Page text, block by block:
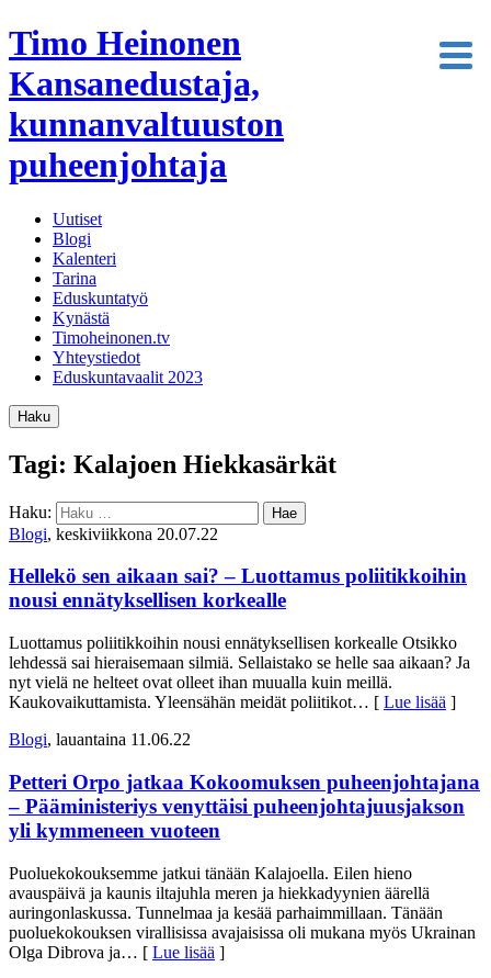
Timo Heinonen
Kansanedustaja,
kunnanvaltuuston
puheenjohtaja
Uutiset
Blogi
Kalenteri
Tarina
Eduskuntatyö
Kynästä
Timoheinonen.tv
Yhteystiedot
Eduskuntavaalit 2023
Haku
Tagi: Kalajoen Hiekkasärkät
Haku:
Blogi, keskiviikkona 20.07.22
Hellekö sen aikaan sai? – Luottamus poliitikkoihin
nousi ennätyksellisen korkealle
Luottamus poliitikkoihin nousi ennätyksellisen korkealle Otsikko
lehdessä sai hieraisemaan silmiä. Sellaistako se helle saa aikaan? Ja
nyt vielä ne helteet ovat olleet ihan muualla kuin meillä.
Kaukovaikuttamista. Yleensähän meidät poliitikot… [ Lue lisää ]
Blogi, lauantaina 11.06.22
Petteri Orpo jatkaa Kokoomuksen puheenjohtajana
– Pääministeriys venyttäisi puheenjohtajuusjakson
yli kymmeneen vuoteen
Puoluekokouksemme jatkui tänään Kalajoella. Eilen hieno
avauspäivä ja kaunis iltajuhla meren ja hiekkadyynien äärellä
auringonlaskussa. Tunnelmaa ja kesää parhaimmillaan. Tänään
puoluekokouksen virallisissa avajaisissa oli mukana myös Ukrainan
Olga Dibrova ja… [ Lue lisää ]